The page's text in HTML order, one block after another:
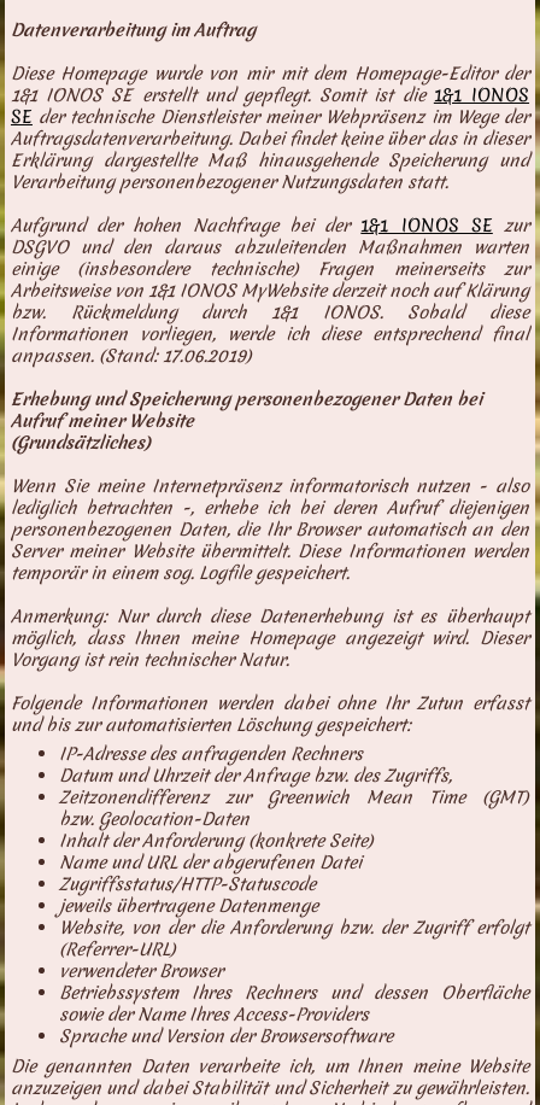
Datenverarbeitung im Auftrag
Diese Homepage wurde von mir mit dem Homepage-Editor der
1&1 IONOS SE erstellt und gepflegt. Somit ist die 1&1 IONOS
SE der technische Dienstleister meiner Webpräsenz im Wege der
Auftragsdatenverarbeitung. Dabei findet keine über das in dieser
Erklärung dargestellte Maß hinausgehende Speicherung und
Verarbeitung personenbezogener Nutzungsdaten statt.
Aufgrund der hohen Nachfrage bei der1&1 IONOS SE zur
DSGVO und den daraus abzuleitenden Maßnahmen warten
einige (insbesondere technische) Fragen meinerseits zur
Arbeitsweise von 1&1 IONOS MyWebsite derzeit noch auf Klärung
bzw. Rückmeldung durch 1&1 IONOS. Sobald diese
Informationen vorliegen, werde ich diese entsprechend final
anpassen. (Stand: 17.06.2019)
Erhebung und Speicherung personenbezogener Daten bei
Aufruf meiner Website
(Grundsätzliches)
Wenn Sie meine Internetpräsenz informatorisch nutzen - also
lediglich betrachten -, erhebe ich bei deren Aufruf diejenigen
personenbezogenen Daten, die Ihr Browser automatisch an den
Server meiner Website übermittelt. Diese Informationen werden
temporär in einem sog. Logfile gespeichert.
Anmerkung: Nur durch diese Datenerhebung ist es überhaupt
möglich, dass Ihnen meine Homepage angezeigt wird. Dieser
Vorgang ist rein technischer Natur.
Folgende Informationen werden dabei ohne Ihr Zutun erfasst
und bis zur automatisierten Löschung gespeichert:
IP-Adresse des anfragenden Rechners
Datum und Uhrzeit der Anfrage bzw. des Zugriffs,
Zeitzonendifferenz zur Greenwich Mean Time (GMT)
bzw. Geolocation-Daten
Inhalt der Anforderung (konkrete Seite)
Name und URL der abgerufenen Datei
Zugriffsstatus/HTTP-Statuscode
jeweils übertragene Datenmenge
Website, von der die Anforderung bzw. der Zugriff erfolgt
(Referrer-URL)
verwendeter Browser
Betriebssystem Ihres Rechners und dessen Oberfläche
sowie der Name Ihres Access-Providers
Sprache und Version der Browsersoftware
Die genannten Daten verarbeite ich, um Ihnen meine Website
anzuzeigen und dabei Stabilität und Sicherheit zu gewährleisten.